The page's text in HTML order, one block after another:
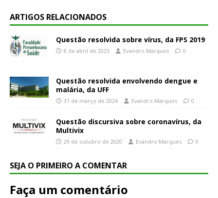
ARTIGOS RELACIONADOS
Questão resolvida sobre vírus, da FPS 2019
8 de abril de 2023 Evandro Marques 0
Questão resolvida envolvendo dengue e
malária, da UFF
31 de março de 2024 Evandro Marques 0
Questão discursiva sobre coronavírus, da
Multivix
29 de outubro de 2020 Evandro Marques 0
SEJA O PRIMEIRO A COMENTAR
Faça um comentário